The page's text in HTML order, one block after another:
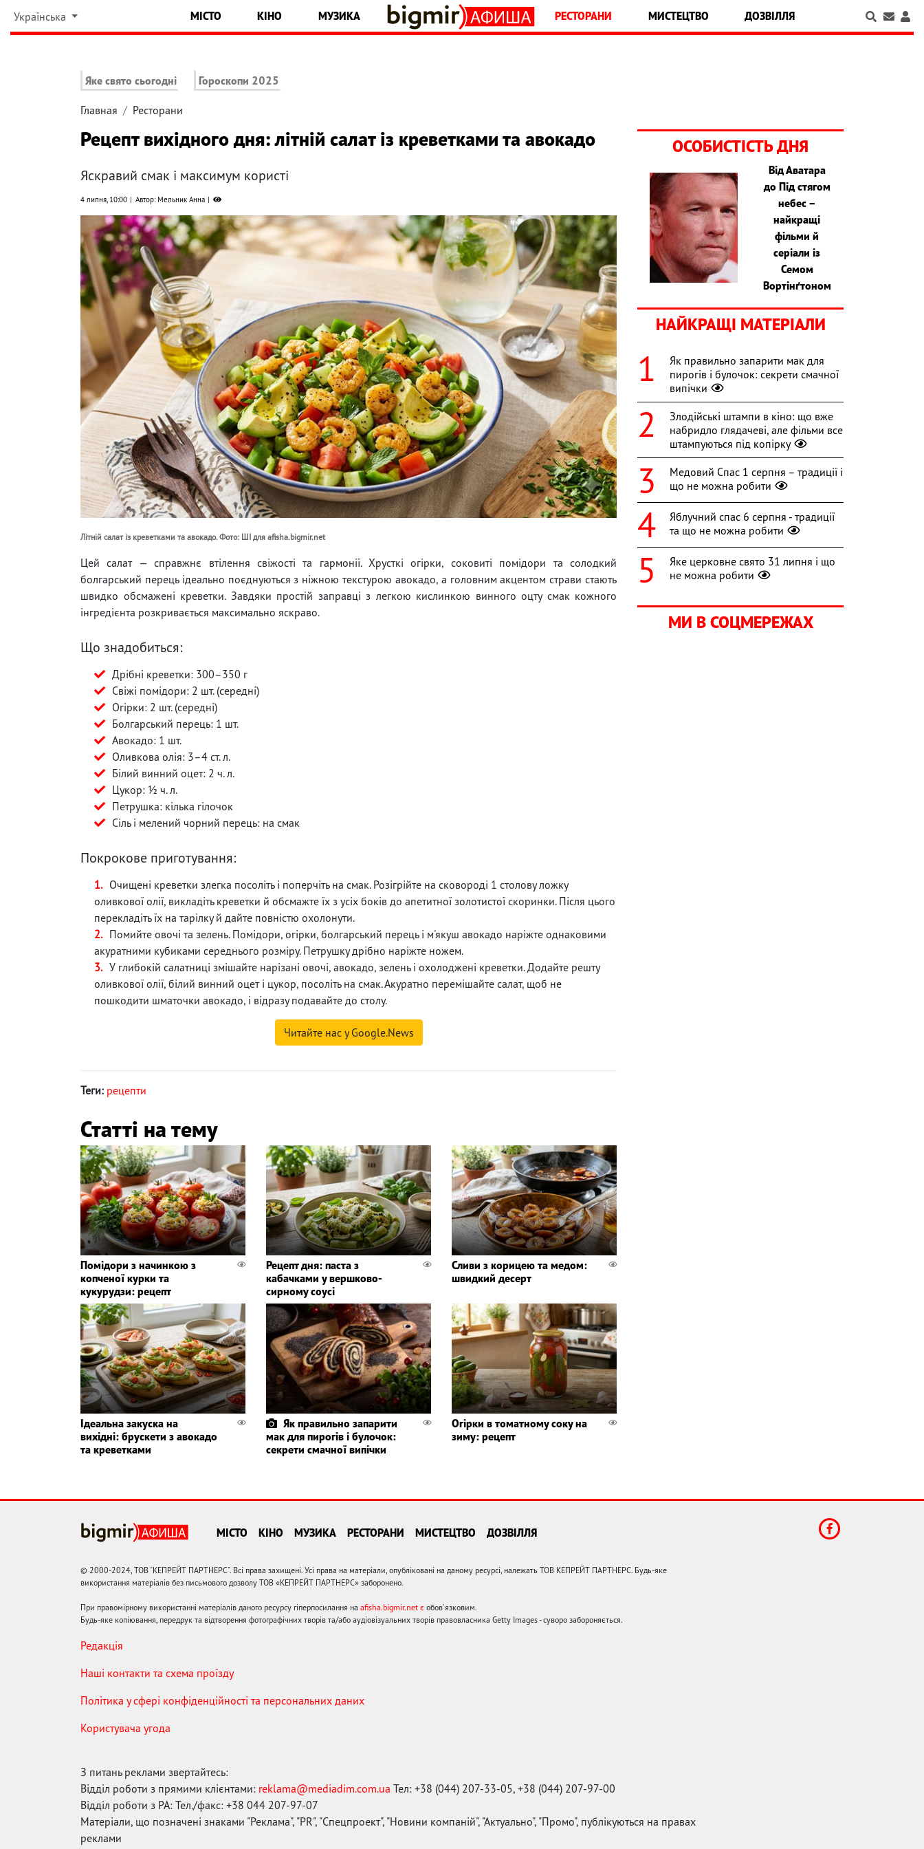
Українська МІСТО КІНО МУЗИКА РЕСТОРАНИ МИСТЕЦТВО ДОЗВІЛЛЯ
Яке свято сьогодні Гороскопи 2025
Главная Ресторани
Рецепт вихідного дня: літній салат із креветками та авокадо
Яскравий смак і максимум користі
4 липня, 10:00 Автор: Мельник Анна
Літній салат із креветками та авокадо. Фото: ШІ для afisha.bigmir.net
Цей салат — справжнє втілення свіжості та гармонії. Хрусткі огірки, соковиті помідори та солодкий
болгарський перець ідеально поєднуються з ніжною текстурою авокадо, а головним акцентом страви стають
швидко обсмажені креветки. Завдяки простій заправці з легкою кислинкою винного оцту смак кожного
інгредієнта розкривається максимально яскраво.
Що знадобиться:
Дрібні креветки: 300–350 г
Свіжі помідори: 2 шт. (середні)
Огірки: 2 шт. (середні)
Болгарський перець: 1 шт.
Авокадо: 1 шт.
Оливкова олія: 3–4 ст. л.
Білий винний оцет: 2 ч. л.
Цукор: ½ ч. л.
Петрушка: кілька гілочок
Сіль і мелений чорний перець: на смак
Покрокове приготування:
Очищені креветки злегка посоліть і поперчіть на смак. Розігрійте на сковороді 1 столову ложку
оливкової олії, викладіть креветки й обсмажте їх з усіх боків до апетитної золотистої скоринки. Після цього
перекладіть їх на тарілку й дайте повністю охолонути.
Помийте овочі та зелень. Помідори, огірки, болгарський перець і м'якуш авокадо наріжте однаковими
акуратними кубиками середнього розміру. Петрушку дрібно наріжте ножем.
У глибокій салатниці змішайте нарізані овочі, авокадо, зелень і охолоджені креветки. Додайте решту
оливкової олії, білий винний оцет і цукор, посоліть на смак. Акуратно перемішайте салат, щоб не
пошкодити шматочки авокадо, і відразу подавайте до столу.
Читайте нас у Google.News
Теги: рецепти
Статті на тему
Помідори з начинкою з
копченої курки та
кукурудзи: рецепт
Рецепт дня: паста з
кабачками у вершково-
сирному соусі
Сливи з корицею та медом:
швидкий десерт
Ідеальна закуска на
вихідні: брускети з авокадо
та креветками
Як правильно запарити
мак для пирогів і булочок:
секрети смачної випічки
Огірки в томатному соку на
зиму: рецепт
ОСОБИСТІСТЬ ДНЯ
Від Аватара
до Під стягом
небес –
найкращі
фільми й
серіали із
Семом
Вортінґтоном
НАЙКРАЩІ МАТЕРІАЛИ
Як правильно запарити мак для
пирогів і булочок: секрети смачної
випічки
Злодійські штампи в кіно: що вже
набридло глядачеві, але фільми все
штампуються під копірку
Медовий Спас 1 серпня – традиції і
що не можна робити
Яблучний спас 6 серпня - традиції
та що не можна робити
Яке церковне свято 31 липня і що
не можна робити
МИ В СОЦМЕРЕЖАХ
МІСТО КІНО МУЗИКА РЕСТОРАНИ МИСТЕЦТВО ДОЗВІЛЛЯ
© 2000-2024, ТОВ "КЕПРЕЙТ ПАРТНЕРС". Всі права захищені. Усі права на матеріали, опубліковані на даному ресурсі, належать ТОВ КЕПРЕЙТ ПАРТНЕРС. Будь-яке
використання матеріалів без письмового дозволу ТОВ «КЕПРЕЙТ ПАРТНЕРС» заборонено.
При правомірному використанні матеріалів даного ресурсу гіперпосилання на afisha.bigmir.net є обов'язковим.
Будь-яке копіювання, передрук та відтворення фотографічних творів та/або аудіовізуальних творів правовласника Getty Images - суворо забороняється.
Редакція
Наші контакти та схема проїзду
Політика у сфері конфіденційності та персональних даних
Користувача угода
З питань реклами звертайтесь:
Відділ роботи з прямими клієнтами: reklama@mediadim.com.ua Тел: +38 (044) 207-33-05, +38 (044) 207-97-00
Відділ роботи з РА: Тел./факс: +38 044 207-97-07
Матеріали, що позначені знаками "Реклама", "PR", "Спецпроект", "Новини компаній", "Актуально", "Промо", публікуються на правах
реклами